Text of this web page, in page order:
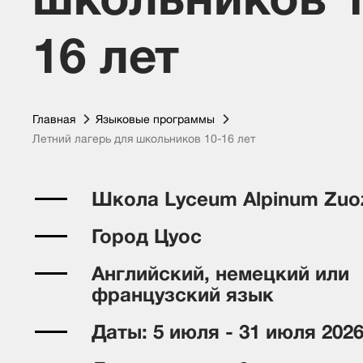
16 лет
Главная
Языковые программы
Летний лагерь для школьников 10-16 лет
Школа Lyceum Alpinum
Город Цуос
Английский, немецкий или
французский язык
Даты: 5 июля - 31 июля 2026